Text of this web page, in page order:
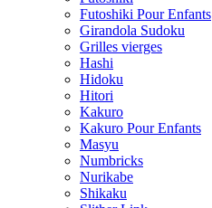
Futoshiki Pour Enfants
Girandola Sudoku
Grilles vierges
Hashi
Hidoku
Hitori
Kakuro
Kakuro Pour Enfants
Masyu
Numbricks
Nurikabe
Shikaku